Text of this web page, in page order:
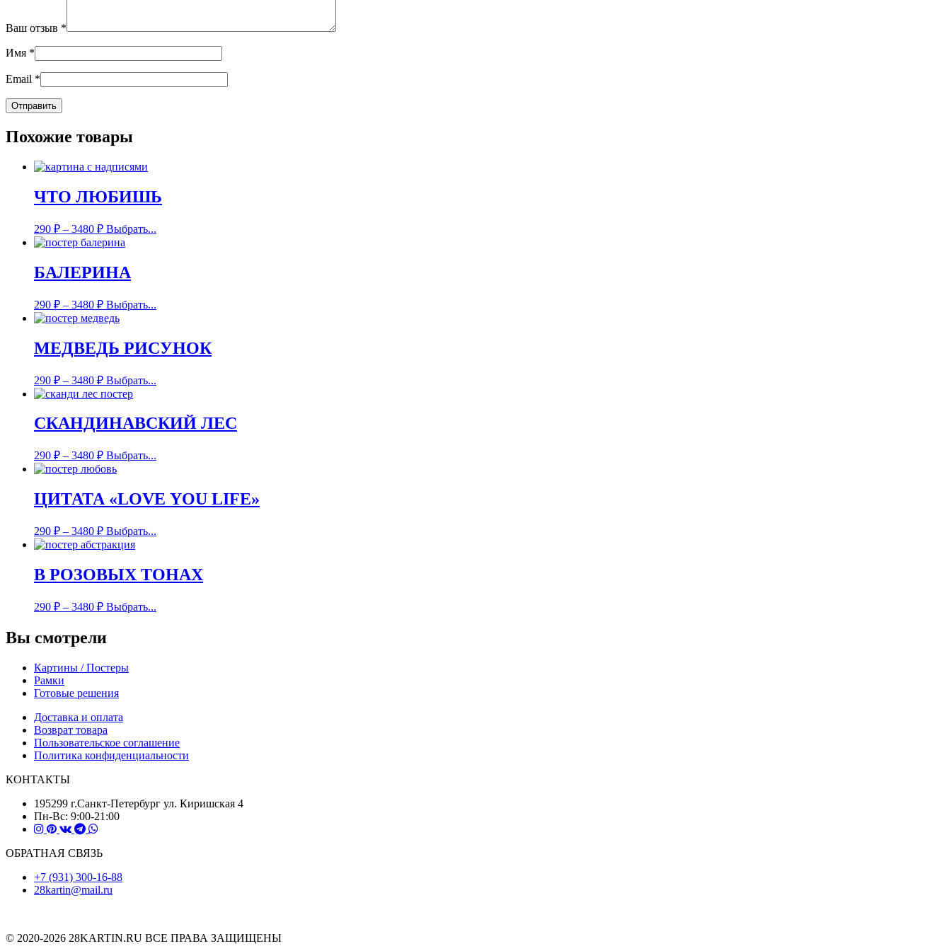
Ваш отзыв *
Имя *
Email *
Похожие товары
ЧТО ЛЮБИШЬ
290 ₽ – 3480 ₽ Выбрать...
БАЛЕРИНА
290 ₽ – 3480 ₽ Выбрать...
МЕДВЕДЬ РИСУНОК
290 ₽ – 3480 ₽ Выбрать...
СКАНДИНАВСКИЙ ЛЕС
290 ₽ – 3480 ₽ Выбрать...
ЦИТАТА «LOVE YOU LIFE»
290 ₽ – 3480 ₽ Выбрать...
В РОЗОВЫХ ТОНАХ
290 ₽ – 3480 ₽ Выбрать...
Вы смотрели
Картины / Постеры
Рамки
Готовые решения
Доставка и оплата
Возврат товара
Пользовательское соглашение
Политика конфиденциальности
КОНТАКТЫ
195299 г.Санкт-Петербург ул. Киришская 4
Пн-Вс: 9:00-21:00
ОБРАТНАЯ СВЯЗЬ
+7 (931) 300-16-88
28kartin@mail.ru
© 2020-2026 28KARTIN.RU ВСЕ ПРАВА ЗАЩИЩЕНЫ